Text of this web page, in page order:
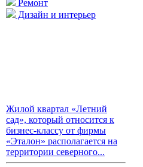
Ремонт
Дизайн и интерьер
Жилой квартал «Летний
сад», который относится к
бизнес-классу от фирмы
«Эталон» располагается на
территории северного...